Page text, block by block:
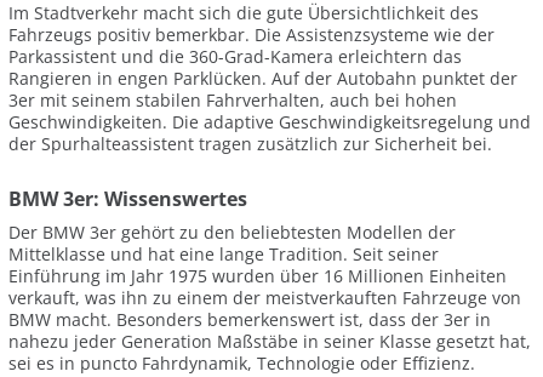
Im Stadtverkehr macht sich die gute Übersichtlichkeit des
Fahrzeugs positiv bemerkbar. Die Assistenzsysteme wie der
Parkassistent und die 360-Grad-Kamera erleichtern das
Rangieren in engen Parklücken. Auf der Autobahn punktet der
3er mit seinem stabilen Fahrverhalten, auch bei hohen
Geschwindigkeiten. Die adaptive Geschwindigkeitsregelung und
der Spurhalteassistent tragen zusätzlich zur Sicherheit bei.
BMW 3er: Wissenswertes
Der BMW 3er gehört zu den beliebtesten Modellen der
Mittelklasse und hat eine lange Tradition. Seit seiner
Einführung im Jahr 1975 wurden über 16 Millionen Einheiten
verkauft, was ihn zu einem der meistverkauften Fahrzeuge von
BMW macht. Besonders bemerkenswert ist, dass der 3er in
nahezu jeder Generation Maßstäbe in seiner Klasse gesetzt hat,
sei es in puncto Fahrdynamik, Technologie oder Effizienz.